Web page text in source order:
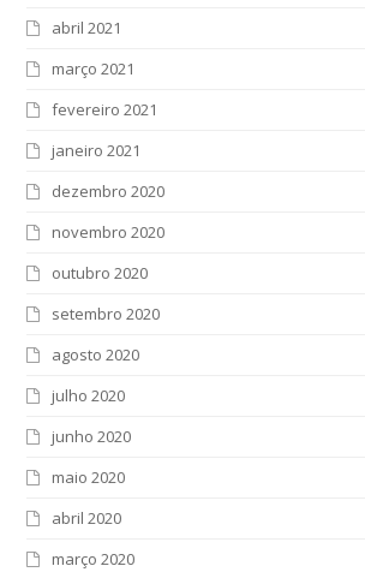
abril 2021
março 2021
fevereiro 2021
janeiro 2021
dezembro 2020
novembro 2020
outubro 2020
setembro 2020
agosto 2020
julho 2020
junho 2020
maio 2020
abril 2020
março 2020